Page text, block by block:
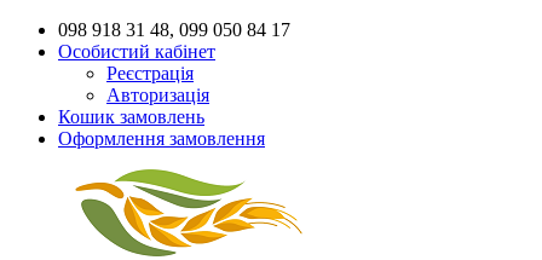
098 918 31 48, 099 050 84 17
Особистий кабінет
Реєстрація
Авторизація
Кошик замовлень
Оформлення замовлення